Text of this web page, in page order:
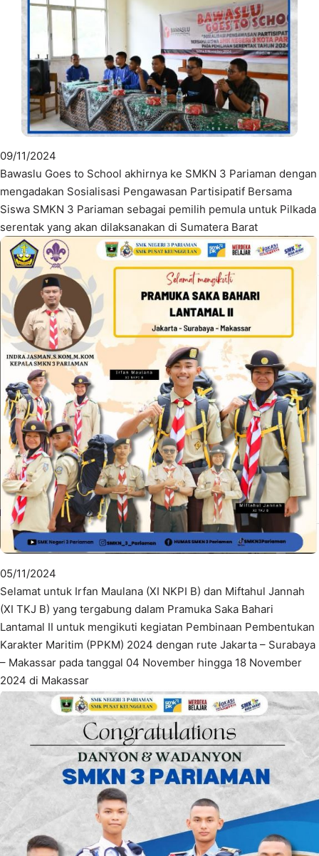
09/11/2024
Bawaslu Goes to School akhirnya ke SMKN 3 Pariaman dengan
mengadakan Sosialisasi Pengawasan Partisipatif Bersama
Siswa SMKN 3 Pariaman sebagai pemilih pemula untuk Pilkada
serentak yang akan dilaksanakan di Sumatera Barat
05/11/2024
Selamat untuk Irfan Maulana (XI NKPI B) dan Miftahul Jannah
(XI TKJ B) yang tergabung dalam Pramuka Saka Bahari
Lantamal II untuk mengikuti kegiatan Pembinaan Pembentukan
Karakter Maritim (PPKM) 2024 dengan rute Jakarta – Surabaya
– Makassar pada tanggal 04 November hingga 18 November
2024 di Makassar